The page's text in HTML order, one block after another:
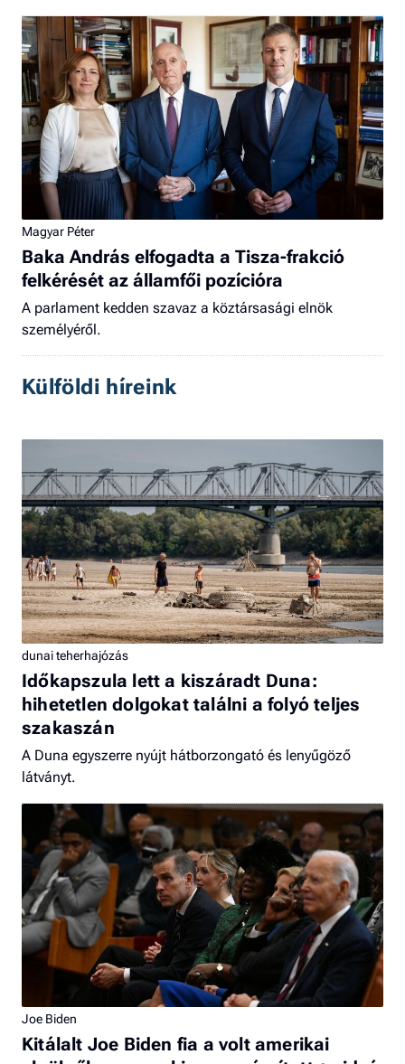
Magyar Péter
Baka András elfogadta a Tisza-frakció
felkérését az államfői pozícióra
A parlament kedden szavaz a köztársasági elnök
személyéről.
Külföldi híreink
dunai teherhajózás
Időkapszula lett a kiszáradt Duna:
hihetetlen dolgokat találni a folyó teljes
szakaszán
A Duna egyszerre nyújt hátborzongató és lenyűgöző
látványt.
Joe Biden
Kitálalt Joe Biden fia a volt amerikai